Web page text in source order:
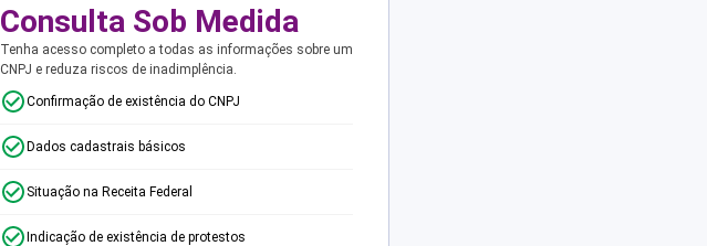
Consulta Sob Medida
Tenha acesso completo a todas as informações sobre um
CNPJ e reduza riscos de inadimplência.
Confirmação de existência do CNPJ
Dados cadastrais básicos
Situação na Receita Federal
Indicação de existência de protestos